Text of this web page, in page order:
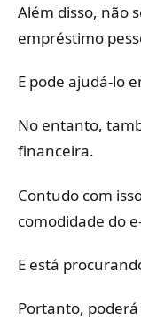
Além disso, não
empréstimo
E pode ajudá-lo
No entanto,
financeira.
Contudo com
comodidade do
E está
Portanto,